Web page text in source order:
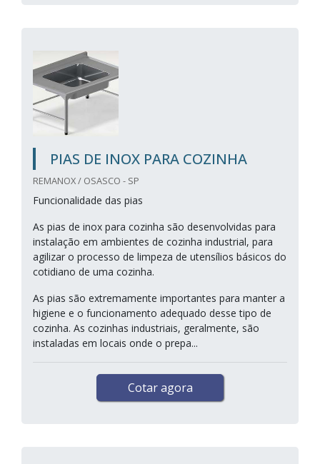
PIAS DE INOX PARA COZINHA
REMANOX / OSASCO - SP
Funcionalidade das pias
As pias de inox para cozinha são desenvolvidas para
instalação em ambientes de cozinha industrial, para
agilizar o processo de limpeza de utensílios básicos do
cotidiano de uma cozinha.
As pias são extremamente importantes para manter a
higiene e o funcionamento adequado desse tipo de
cozinha. As cozinhas industriais, geralmente, são
instaladas em locais onde o prepa...
Cotar agora